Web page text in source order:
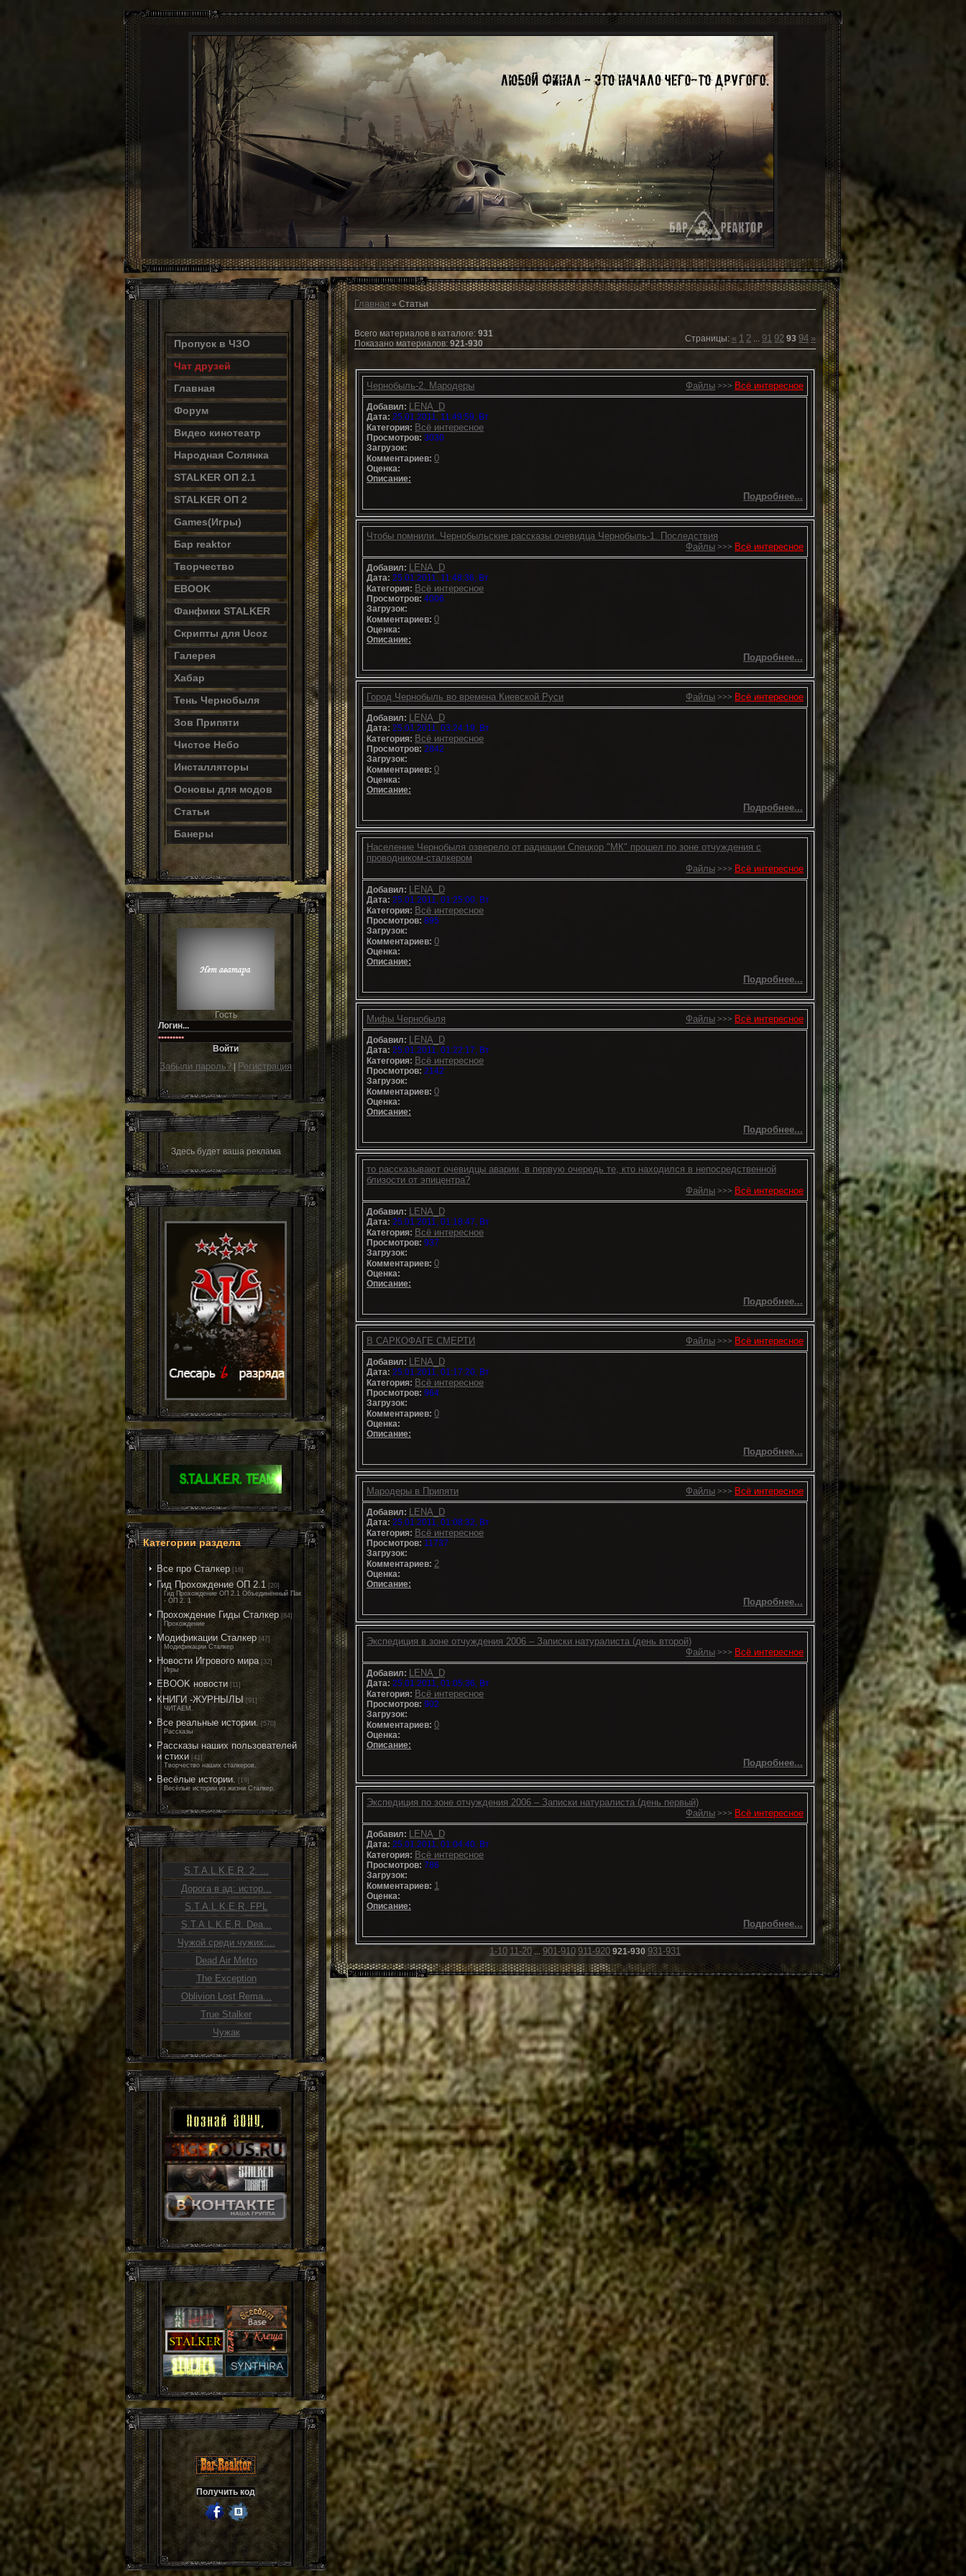
Пропуск в ЧЗО
Чат друзей
Главная
Форум
Видео кинотеатр
Народная Солянка
STALKER ОП 2.1
STALKER ОП 2
Games(Игры)
Бар reaktor
Творчество
EBOOK
Фанфики STALKER
Скрипты для Ucoz
Галерея
Хабар
Тень Чернобыля
Зов Припяти
Чистое Небо
Инсталляторы
Основы для модов
Статьи
Банеры
Гость
Забыли пароль? Регистрация
Здесь будет ваша реклама
Категории раздела
Все про Сталкер [16]
Гид Прохождение ОП 2.1 [20]
Гид Прохождение ОП 2.1 Объединённый Пак
- ОП 2. 1
Прохождение Гиды Сталкер [84]
Прохождение
Модификации Сталкер [47]
Модификации Сталкер
Новости Игрового мира [32]
Игры
EBOOK новости [11]
КНИГИ -ЖУРНЫЛЫ
[91]
ЧИТАЕМ.
Все реальные истории. [570]
Рассказы
Рассказы наших пользователей
и стихи [41]
Творчество наших сталкеров.
Весёлые истории. [19]
Весёлые истории из жизни Сталкер.
S.T.A.L.K.E.R. 2: ...
Дорога в ад: истор...
S.T.A.L.K.E.R. FPL
S.T.A.L.K.E.R. Dea...
Чужой среди чужих:...
Dead Air Metro
The Exception
Oblivion Lost Rema...
True Stalker
Чужак
Главная » Статьи
Всего материалов в каталоге: 931
Показано материалов: 921-930 Страницы: « 1 2 ... 91 92 93 94 »
Чернобыль-2. Мародеры Файлы >>> Всё интересное
Добавил: LENA_D
Дата: 25.01.2011, 11:49:59, Вт
Категория: Всё интересное
Просмотров: 3030
Загрузок:
Комментариев: 0
Оценка:
Описание:
Подробнее...
Чтобы помнили. Чернобыльские рассказы очевидца Чернобыль-1. Последствия
Файлы >>> Всё интересное
Добавил: LENA_D
Дата: 25.01.2011, 11:48:36, Вт
Категория: Всё интересное
Просмотров: 4006
Загрузок:
Комментариев: 0
Оценка:
Описание:
Подробнее...
Город Чернобыль во времена Киевской Руси Файлы >>> Всё интересное
Добавил: LENA_D
Дата: 25.01.2011, 03:24:19, Вт
Категория: Всё интересное
Просмотров: 2842
Загрузок:
Комментариев: 0
Оценка:
Описание:
Подробнее...
Население Чернобыля озверело от радиации Спецкор "МК" прошел по зоне отчуждения с
проводником-сталкером
Файлы >>> Всё интересное
Добавил: LENA_D
Дата: 25.01.2011, 01:25:00, Вт
Категория: Всё интересное
Просмотров: 895
Загрузок:
Комментариев: 0
Оценка:
Описание:
Подробнее...
Мифы Чернобыля Файлы >>> Всё интересное
Добавил: LENA_D
Дата: 25.01.2011, 01:22:17, Вт
Категория: Всё интересное
Просмотров: 2142
Загрузок:
Комментариев: 0
Оценка:
Описание:
Подробнее...
то рассказывают очевидцы аварии, в первую очередь те, кто находился в непосредственной
близости от эпицентра?
Файлы >>> Всё интересное
Добавил: LENA_D
Дата: 25.01.2011, 01:18:47, Вт
Категория: Всё интересное
Просмотров: 937
Загрузок:
Комментариев: 0
Оценка:
Описание:
Подробнее...
В САРКОФАГЕ СМЕРТИ Файлы >>> Всё интересное
Добавил: LENA_D
Дата: 25.01.2011, 01:17:20, Вт
Категория: Всё интересное
Просмотров: 964
Загрузок:
Комментариев: 0
Оценка:
Описание:
Подробнее...
Мародеры в Припяти Файлы >>> Всё интересное
Добавил: LENA_D
Дата: 25.01.2011, 01:08:32, Вт
Категория: Всё интересное
Просмотров: 11737
Загрузок:
Комментариев: 2
Оценка:
Описание:
Подробнее...
Экспедиция в зоне отчуждения 2006 – Записки натуралиста (день второй)
Файлы >>> Всё интересное
Добавил: LENA_D
Дата: 25.01.2011, 01:05:36, Вт
Категория: Всё интересное
Просмотров: 902
Загрузок:
Комментариев: 0
Оценка:
Описание:
Подробнее...
Экспедиция по зоне отчуждения 2006 – Записки натуралиста (день первый)
Файлы >>> Всё интересное
Добавил: LENA_D
Дата: 25.01.2011, 01:04:40, Вт
Категория: Всё интересное
Просмотров: 786
Загрузок:
Комментариев: 1
Оценка:
Описание:
Подробнее...
1-10 11-20 ... 901-910 911-920 921-930 931-931